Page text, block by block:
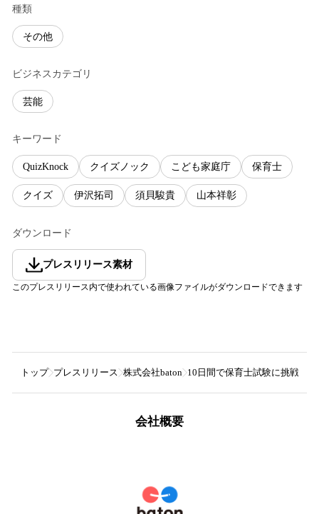
種類
その他
ビジネスカテゴリ
芸能
キーワード
QuizKnock クイズノック こども家庭庁 保育士
クイズ 伊沢拓司 須貝駿貴 山本祥彰
ダウンロード
プレスリリース素材
このプレスリリース内で使われている画像ファイルがダウンロードできます
トップ プレスリリース 株式会社baton 10日間で保育士試験に挑戦!?
会社概要